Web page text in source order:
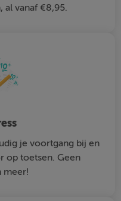
al vanaf €8,95.
je voortgang bij en
op toetsen. Geen
meer!